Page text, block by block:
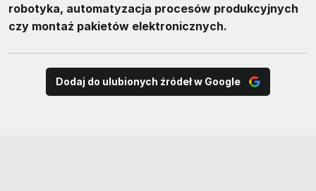
robotyka, automatyzacja procesów produkcyjnych
czy montaż pakietów elektronicznych.
Dodaj do ulubionych źródeł w Google